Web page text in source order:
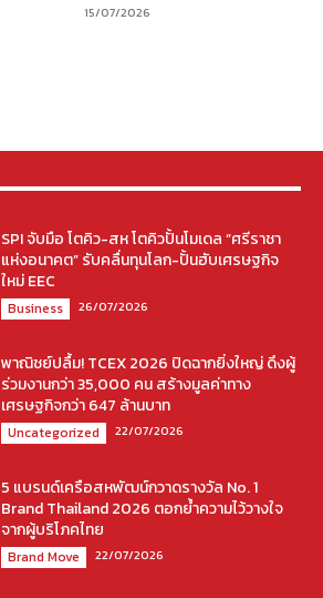
15/07/2026
SPI จับมือ โตคิว-สห โตคิวปั้นโมเดล “ศรีราชา
แห่งอนาคต” รับคลื่นทุนโลก-ปั้นฮับเศรษฐกิจ
ใหม่ EEC
Business 26/07/2026
พาณิชย์ปลื้ม! TCEX 2026 ปิดฉากยิ่งใหญ่ ดึงผู้
ร่วมงานกว่า 35,000 คน สร้างมูลค่าทาง
เศรษฐกิจกว่า 647 ล้านบาท
Uncategorized 22/07/2026
5 แบรนด์เครือสหพัฒน์กวาดรางวัล No. 1
Brand Thailand 2026 ตอกย้ำความไว้วางใจ
จากผู้บริโภคไทย
Brand Move 22/07/2026